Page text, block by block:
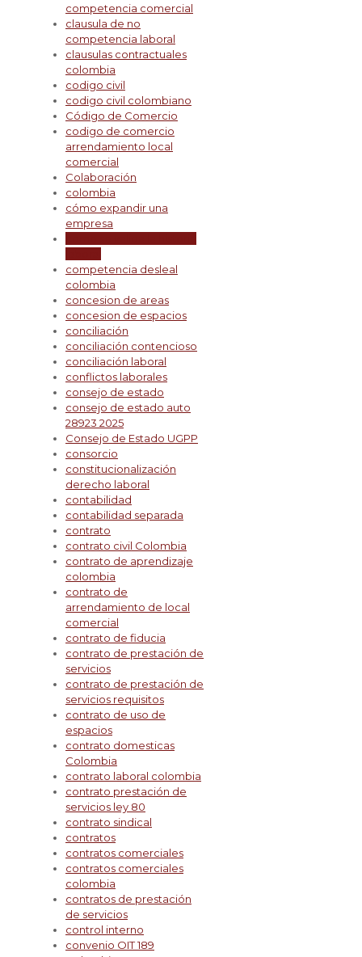
competencia comercial
clausula de no
competencia laboral
clausulas contractuales
colombia
codigo civil
codigo civil colombiano
Código de Comercio
codigo de comercio
arrendamiento local
comercial
Colaboración
colombia
cómo expandir una
empresa
competencia desleal
colombia
concesion de areas
concesion de espacios
conciliación
conciliación contencioso
conciliación laboral
conflictos laborales
consejo de estado
consejo de estado auto
28923 2025
Consejo de Estado UGPP
consorcio
constitucionalización
derecho laboral
contabilidad
contabilidad separada
contrato
contrato civil Colombia
contrato de aprendizaje
colombia
contrato de
arrendamiento de local
comercial
contrato de fiducia
contrato de prestación de
servicios
contrato de prestación de
servicios requisitos
contrato de uso de
espacios
contrato domesticas
Colombia
contrato laboral colombia
contrato prestación de
servicios ley 80
contrato sindical
contratos
contratos comerciales
contratos comerciales
colombia
contratos de prestación
de servicios
control interno
convenio OIT 189